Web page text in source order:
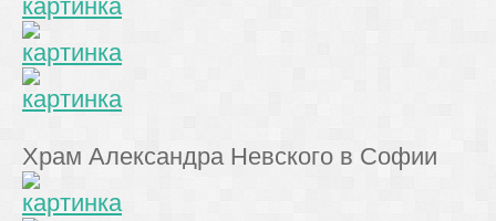
Храм Александра Невского в Софии